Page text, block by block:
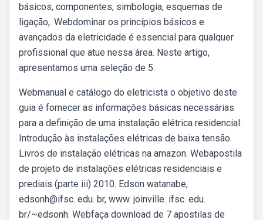
básicos, componentes, simbologia, esquemas de
ligação,. Webdominar os princípios básicos e
avançados da eletricidade é essencial para qualquer
profissional que atue nessa área. Neste artigo,
apresentamos uma seleção de 5.
Webmanual e catálogo do eletricista o objetivo deste
guia é fornecer as informações básicas necessárias
para a definição de uma instalação elétrica residencial.
Introdução às instalações elétricas de baixa tensão.
Livros de instalação elétricas na amazon. Webapostila
de projeto de instalações elétricas residenciais e
prediais (parte iii) 2010. Edson watanabe,
edsonh@ifsc. edu. br, www. joinville. ifsc. edu.
br/~edsonh. Webfaça download de 7 apostilas de